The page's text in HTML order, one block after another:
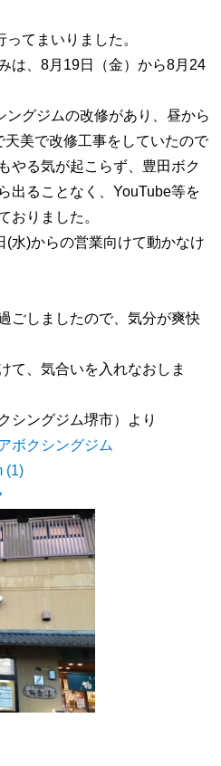
てまいりました。
は、8月19日（金）から8月24
グジムの改修があり、昼から
美で改修工事をしていたので
やる気が起こらず、豊田ボク
出ることなく、YouTube等を
おりました。
(水)からの営業向けて動かなけ
ごしましたので、気分が爽快
て、気合いを入れなおしま
シングジム堺市）より
ボクシングジム
(1)